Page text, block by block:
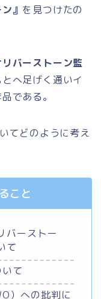
』 を見つけたの
リバーストーン監
へ足げく通いイ
である。
てどのように考え
こと
バーストー
て
て
）への批判に